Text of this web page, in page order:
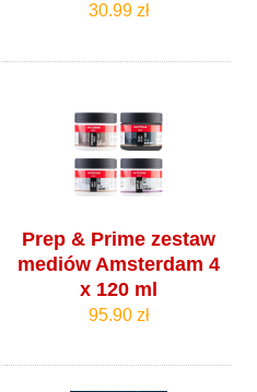
30.99 zł
Prep & Prime zestaw
mediów Amsterdam 4
x 120 ml
95.90 zł